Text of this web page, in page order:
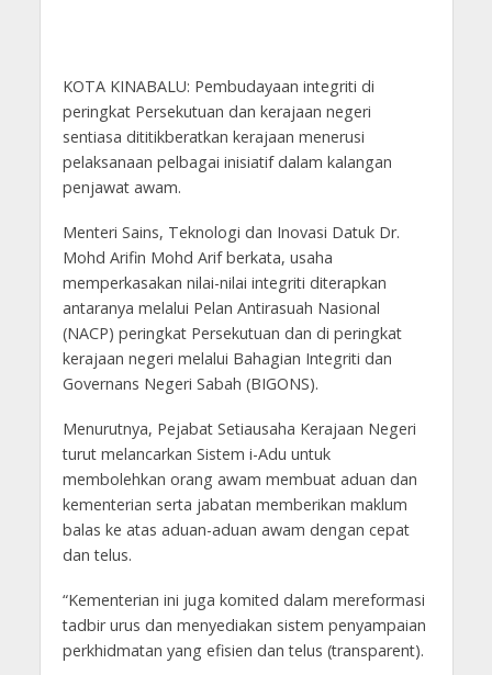
KOTA KINABALU: Pembudayaan integriti di
peringkat Persekutuan dan kerajaan negeri
sentiasa dititikberatkan kerajaan menerusi
pelaksanaan pelbagai inisiatif dalam kalangan
penjawat awam.
Menteri Sains, Teknologi dan Inovasi Datuk Dr.
Mohd Arifin Mohd Arif berkata, usaha
memperkasakan nilai-nilai integriti diterapkan
antaranya melalui Pelan Antirasuah Nasional
(NACP) peringkat Persekutuan dan di peringkat
kerajaan negeri melalui Bahagian Integriti dan
Governans Negeri Sabah (BIGONS).
Menurutnya, Pejabat Setiausaha Kerajaan Negeri
turut melancarkan Sistem i-Adu untuk
membolehkan orang awam membuat aduan dan
kementerian serta jabatan memberikan maklum
balas ke atas aduan-aduan awam dengan cepat
dan telus.
“Kementerian ini juga komited dalam mereformasi
tadbir urus dan menyediakan sistem penyampaian
perkhidmatan yang efisien dan telus (transparent).